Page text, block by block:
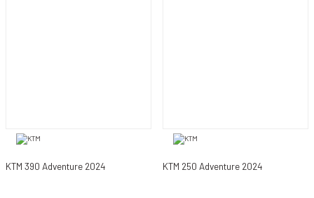
KTM 390 Adventure 2024 KTM 250 Adventure 2024